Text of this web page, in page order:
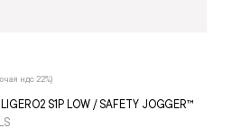
S1P LOW / SAFETY JOGGER™
ндс 22%)